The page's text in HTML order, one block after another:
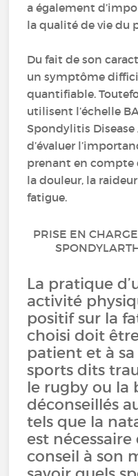
a également
la qualité de vie du
Du fait de son
un symptôme
quantifiable.
utilisent l’échelle
Spondylitis
d’évaluer
prenant en compte
la douleur, la
fatigue.
PRISE EN
La pratique
activité
positif sur la
choisi doit
patient et à
sports dits
le rugby ou la
déconseillés
tels que la
est
conseil à son